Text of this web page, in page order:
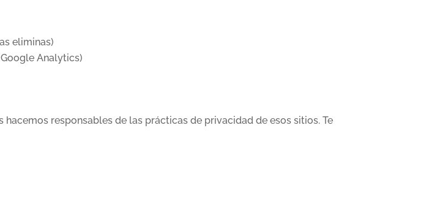
eliminas)
Analytics)
responsables de las prácticas de privacidad de esos sitios. Te